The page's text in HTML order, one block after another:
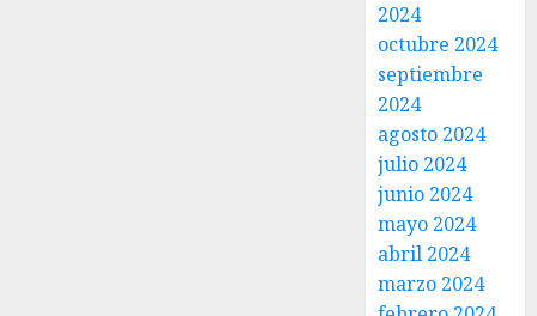
2024
octubre 2024
septiembre
2024
agosto 2024
julio 2024
junio 2024
mayo 2024
abril 2024
marzo 2024